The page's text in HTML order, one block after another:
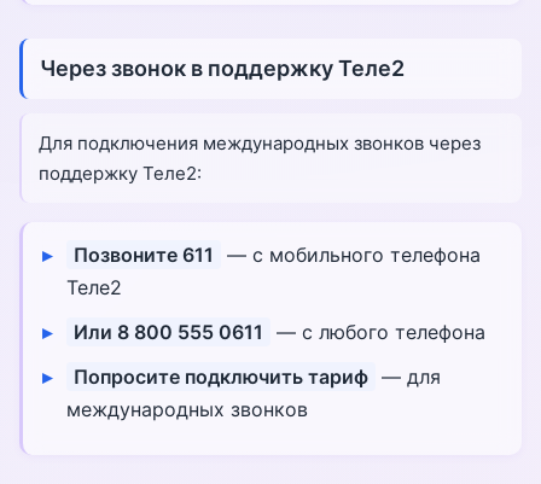
Через звонок в поддержку Теле2
Для подключения международных звонков через
поддержку Теле2:
Позвоните 611
— с мобильного телефона
Теле2
Или 8 800 555 0611
— с любого телефона
Попросите подключить тариф — для
международных звонков